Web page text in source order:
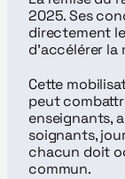
2025. Ses
directement
d’accélérer
Cette
peut
enseignants,
soignants,
chacun doit
commun.